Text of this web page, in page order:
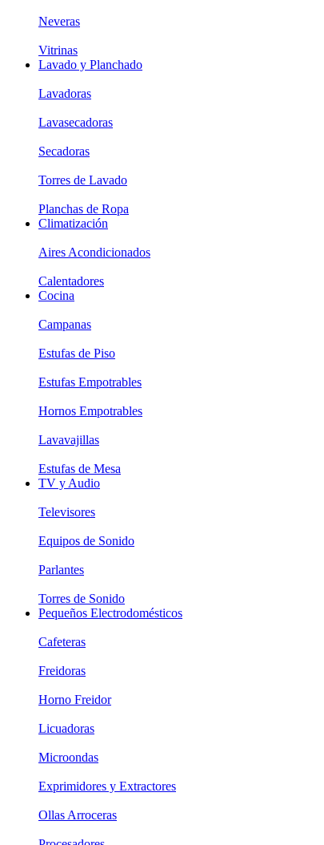
Neveras
Vitrinas
Lavado y Planchado
Lavadoras
Lavasecadoras
Secadoras
Torres de Lavado
Planchas de Ropa
Climatización
Aires Acondicionados
Calentadores
Cocina
Campanas
Estufas de Piso
Estufas Empotrables
Hornos Empotrables
Lavavajillas
Estufas de Mesa
TV y Audio
Televisores
Equipos de Sonido
Parlantes
Torres de Sonido
Pequeños Electrodomésticos
Cafeteras
Freidoras
Horno Freidor
Licuadoras
Microondas
Exprimidores y Extractores
Ollas Arroceras